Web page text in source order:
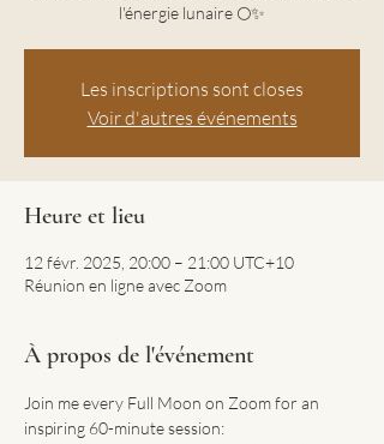
l'énergie lunaire 🌕✨
Les inscriptions sont closes
Voir d'autres événements
Heure et lieu
12 févr. 2025, 20:00 – 21:00 UTC+10
Réunion en ligne avec Zoom
À propos de l'événement
Join me every Full Moon on Zoom for an
inspiring 60-minute session: